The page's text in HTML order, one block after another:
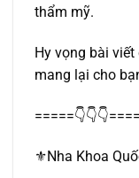
thẩm mỹ.
Hy vọng bài viết
mang lại cho
⚜️Nha Khoa